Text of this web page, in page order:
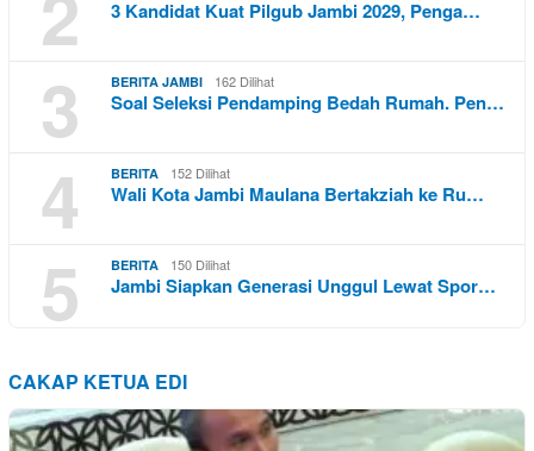
3 Kandidat Kuat Pilgub Jambi 2029, Penga…
3 BERITA JAMBI 162 Dilihat
Soal Seleksi Pendamping Bedah Rumah. Pen…
4 BERITA 152 Dilihat
Wali Kota Jambi Maulana Bertakziah ke Ru…
5 BERITA 150 Dilihat
Jambi Siapkan Generasi Unggul Lewat Spor…
CAKAP KETUA EDI